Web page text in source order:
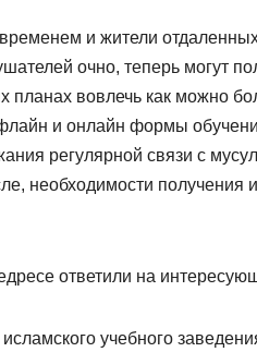
и жители
очно, теперь могут
вовлечь как можно
и онлайн формы
регулярной связи с
необходимости
ответили на
учебного